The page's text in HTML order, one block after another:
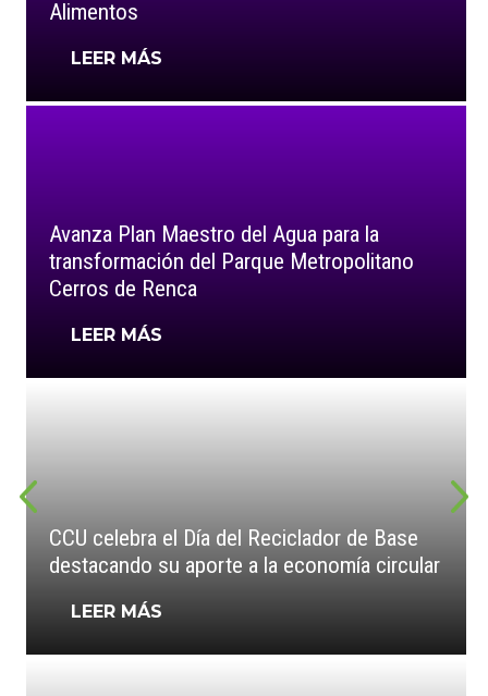
Alimentos
LEER MÁS
Avanza Plan Maestro del Agua para la
transformación del Parque Metropolitano
Cerros de Renca
LEER MÁS
CCU celebra el Día del Reciclador de Base
destacando su aporte a la economía circular
LEER MÁS